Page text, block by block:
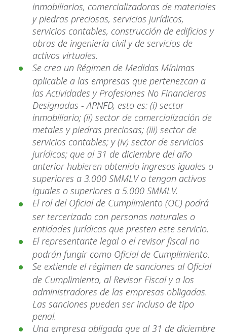
inmobiliarios, comercializadoras de materiales
y piedras preciosas, servicios jurídicos,
servicios contables, construcción de edificios y
obras de ingeniería civil y de servicios de
activos virtuales.
Se crea un Régimen de Medidas Mínimas
aplicable a las empresas que pertenezcan a
las Actividades y Profesiones No Financieras
Designadas - APNFD, esto es: (i) sector
inmobiliario; (ii) sector de comercialización de
metales y piedras preciosas; (iii) sector de
servicios contables; y (iv) sector de servicios
jurídicos; que al 31 de diciembre del año
anterior hubieren obtenido ingresos iguales o
superiores a 3.000 SMMLV o tengan activos
iguales o superiores a 5.000 SMMLV.
El rol del Oficial de Cumplimiento (OC) podrá
ser tercerizado con personas naturales o
entidades jurídicas que presten este servicio.
El representante legal o el revisor fiscal no
podrán fungir como Oficial de Cumplimiento.
Se extiende el régimen de sanciones al Oficial
de Cumplimiento, al Revisor Fiscal y a los
administradores de las empresas obligadas.
Las sanciones pueden ser incluso de tipo
penal.
Una empresa obligada que al 31 de diciembre